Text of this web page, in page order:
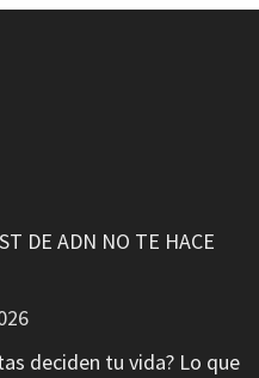
DE ADN NO TE HACE
deciden tu vida? Lo que